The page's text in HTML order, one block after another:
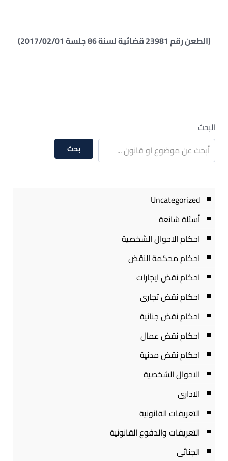
(الطعن رقم 23981 قضائية لسنة 86 جلسة 2017/02/01)
البحث
بحث
Uncategorized
أسئلة شائعة
احكام الاحوال الشخصية
احكام محكمة النقض
احكام نقض ايجارات
احكام نقض تجارى
احكام نقض جنائية
احكام نقض عمال
احكام نقض مدنية
الاحوال الشخصية
الادارى
التعريفات القانونية
التعريفات والدفوع القانونية
الجنائى